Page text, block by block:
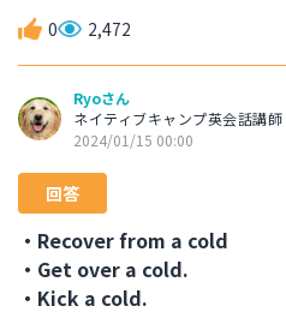
0 2,472
Ryoさん
ネイティブキャンプ英会話講師
2024/01/15 00:00
回答
・Recover from a cold
・Get over a cold.
・Kick a cold.